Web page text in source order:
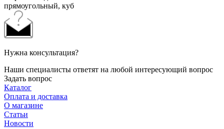
прямоугольный, куб
Нужна консультация?
Наши специалисты ответят на любой интересующий вопрос
Задать вопрос
Каталог
Оплата и доставка
О магазине
Статьи
Новости